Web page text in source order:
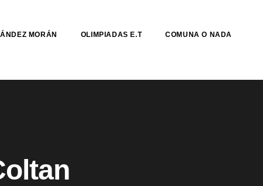
MORÁN OLIMPIADAS E.T COMUNA O NADA